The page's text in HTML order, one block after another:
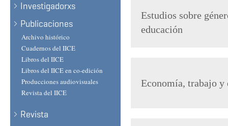
Investigadorxs
Publicaciones
Archivo histórico
Cuadernos del IICE
Libros del IICE
Libros del IICE en co-edición
Producciones audiovisuales
Revista del IICE
Revista
Estudios sobre
educación
Economía, trabajo y